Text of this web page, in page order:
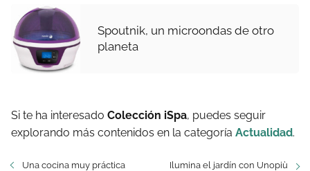
Spoutnik, un microondas de otro
planeta
Si te ha interesado Colección iSpa, puedes seguir
explorando más contenidos en la categoría Actualidad.
Una cocina muy práctica Ilumina el jardín con Unopiù